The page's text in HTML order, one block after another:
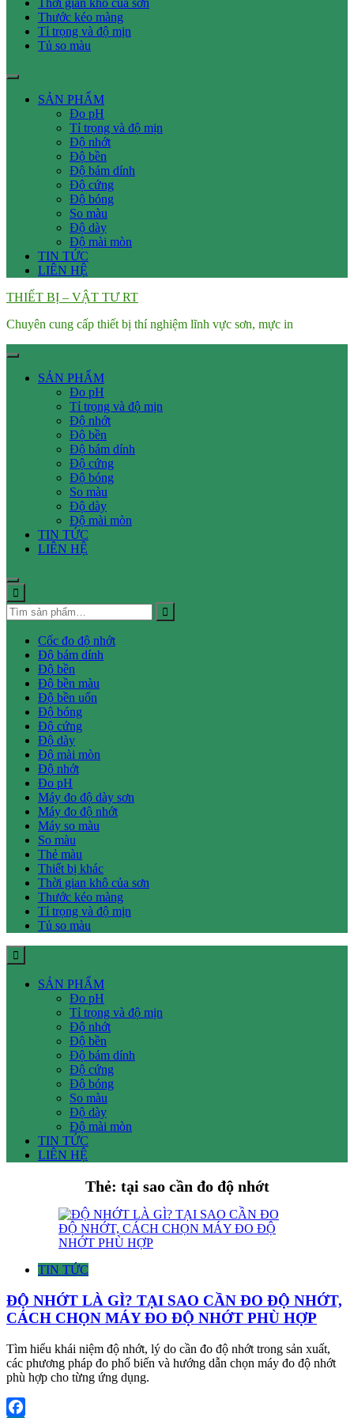
Thời gian khô của sơn
Thước kéo màng
Tỉ trọng và độ mịn
Tủ so màu
SẢN PHẨM
Đo pH
Tỉ trọng và độ mịn
Độ nhớt
Độ bền
Độ bám dính
Độ cứng
Độ bóng
So màu
Độ dày
Độ mài mòn
TIN TỨC
LIÊN HỆ
THIẾT BỊ – VẬT TƯ RT
Chuyên cung cấp thiết bị thí nghiệm lĩnh vực sơn, mực in
SẢN PHẨM
Đo pH
Tỉ trọng và độ mịn
Độ nhớt
Độ bền
Độ bám dính
Độ cứng
Độ bóng
So màu
Độ dày
Độ mài mòn
TIN TỨC
LIÊN HỆ
Cốc đo độ nhớt
Độ bám dính
Độ bền
Độ bền màu
Độ bền uốn
Độ bóng
Độ cứng
Độ dày
Độ mài mòn
Độ nhớt
Đo pH
Máy đo độ dày sơn
Máy đo độ nhớt
Máy so màu
So màu
Thẻ màu
Thiết bị khác
Thời gian khô của sơn
Thước kéo màng
Tỉ trọng và độ mịn
Tủ so màu
SẢN PHẨM
Đo pH
Tỉ trọng và độ mịn
Độ nhớt
Độ bền
Độ bám dính
Độ cứng
Độ bóng
So màu
Độ dày
Độ mài mòn
TIN TỨC
LIÊN HỆ
Thẻ: tại sao cần đo độ nhớt
TIN TỨC
ĐỘ NHỚT LÀ GÌ? TẠI SAO CẦN ĐO ĐỘ NHỚT,
CÁCH CHỌN MÁY ĐO ĐỘ NHỚT PHÙ HỢP
Tìm hiểu khái niệm độ nhớt, lý do cần đo độ nhớt trong sản xuất,
các phương pháp đo phổ biến và hướng dẫn chọn máy đo độ nhớt
phù hợp cho từng ứng dụng.